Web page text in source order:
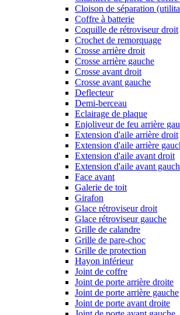
Cloison de séparation
Coffre à batterie
Coquille de rétroviseur droit
Crochet de remorquage
Crosse arrière droit
Crosse arrière gauche
Crosse avant droit
Crosse avant gauche
Deflecteur
Demi-berceau
Eclairage de plaque
Enjoliveur de feu arrière
Extension d'aile arrière droit
Extension d'aile arrière
Extension d'aile avant droit
Extension d'aile avant
Face avant
Galerie de toit
Girafon
Glace rétroviseur droit
Glace rétroviseur gauche
Grille de calandre
Grille de pare-choc
Grille de protection
Hayon inférieur
Joint de coffre
Joint de porte arrière droite
Joint de porte arrière gauche
Joint de porte avant droite